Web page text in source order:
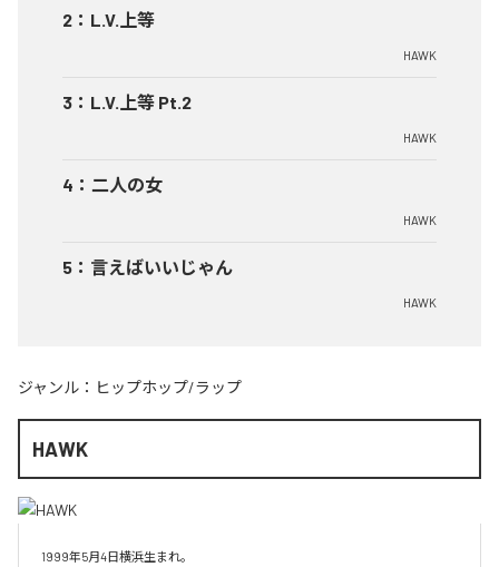
2 ： L.V.上等
HAWK
3 ： L.V.上等 Pt.2
HAWK
4 ： 二人の女
HAWK
5 ： 言えばいいじゃん
HAWK
ジャンル： ヒップホップ/ラップ
HAWK
1999年5月4日横浜生まれ。